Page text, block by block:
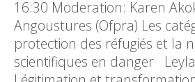
16:30 Moderation: Karen
Angoustures (Ofpra) Les
protection des réfugiés et la
scientifiques en danger